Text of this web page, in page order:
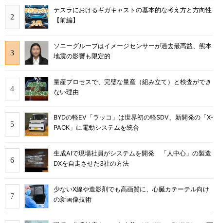
テスラにおけるギガキャストの基本的な考え方と方向性
【前編】
ソニーグループはイメージセンサーが過去最高益、熊本
地震の影響も限定的
量産プロセスで、完璧な量産（組み立て）と検査ができ
ない理由
BYDの軽EV「ラッコ」は世界初の軽SDV、新開発の「X-
PACK」に電動システムを統合
生成AIで現場社員がシステムを開発 「人中心」の製造
DXを自走させた3社の方法
少ないX線や造影剤でも高画質に、心臓カテーテル向け
の新画像技術